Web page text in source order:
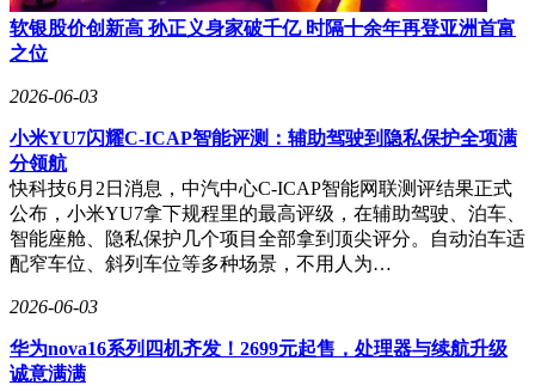
软银股价创新高 孙正义身家破千亿 时隔十余年再登亚洲首富
之位
2026-06-03
小米YU7闪耀C-ICAP智能评测：辅助驾驶到隐私保护全项满
分领航
快科技6月2日消息，中汽中心C-ICAP智能网联测评结果正式
公布，小米YU7拿下规程里的最高评级，在辅助驾驶、泊车、
智能座舱、隐私保护几个项目全部拿到顶尖评分。自动泊车适
配窄车位、斜列车位等多种场景，不用人为…
2026-06-03
华为nova16系列四机齐发！2699元起售，处理器与续航升级
诚意满满